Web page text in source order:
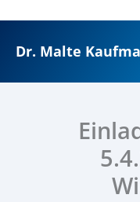
springen
Dr. Malte